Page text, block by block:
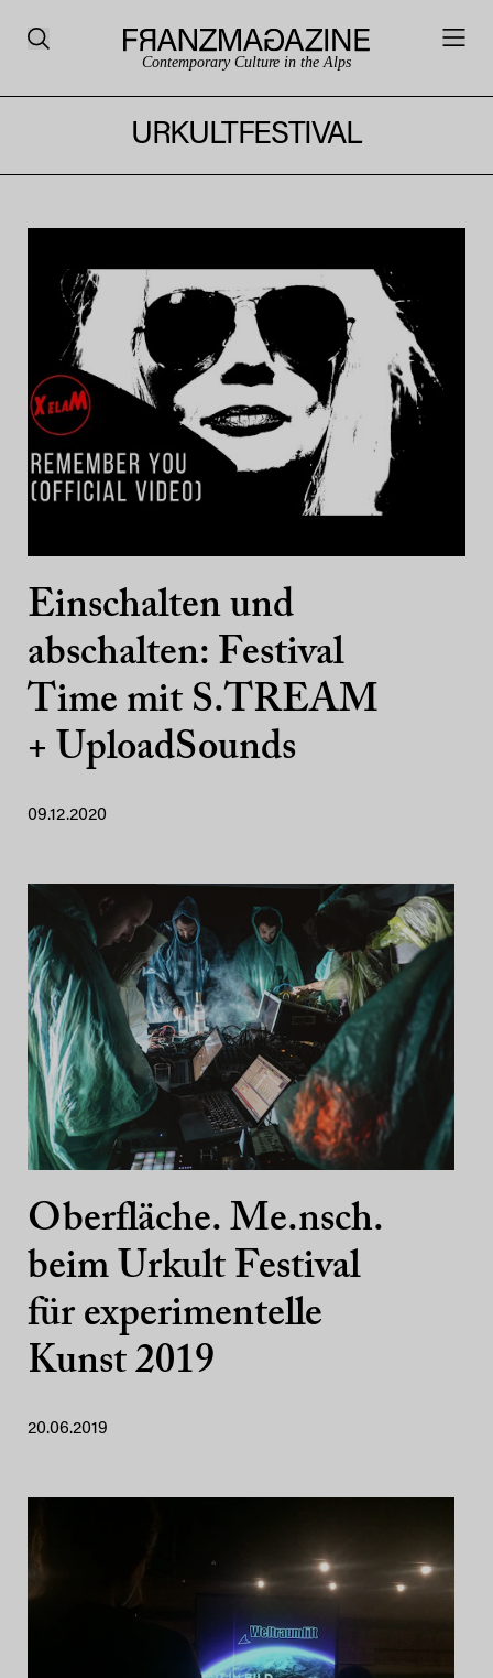
Contemporary Culture in the Alps
URKULTFESTIVAL
Einschalten und
abschalten: Festival
Time mit S.TREAM
+ UploadSounds
09.12.2020
Oberfläche. Me.nsch.
beim Urkult Festival
für experimentelle
Kunst 2019
20.06.2019